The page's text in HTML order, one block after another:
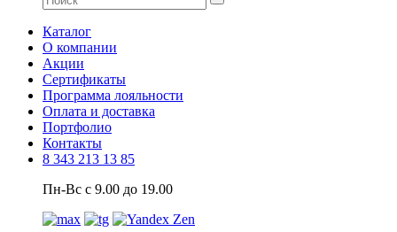
Каталог
О компании
Акции
Сертификаты
Программа лояльности
Оплата и доставка
Портфолио
Контакты
8 343 213 13 85
Пн-Вс с 9.00 до 19.00